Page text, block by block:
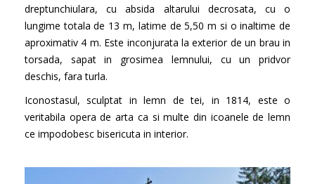
dreptunchiulara, cu absida altarului decrosata, cu o
lungime totala de 13 m, latime de 5,50 m si o inaltime de
aproximativ 4 m. Este inconjurata la exterior de un brau in
torsada, sapat in grosimea lemnului, cu un pridvor
deschis, fara turla.
Iconostasul, sculptat in lemn de tei, in 1814, este o
veritabila opera de arta ca si multe din icoanele de lemn
ce impodobesc bisericuta in interior.